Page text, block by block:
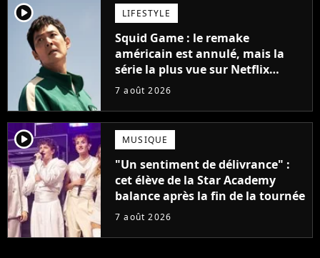
player2 LIFESTYLE
Squid Game : le remake
américain est annulé, mais la
série la plus vue sur Netflix
pourrait avoir une version
7 août 2026
player2 MUSIQUE
"Un sentiment de délivrance" :
cet élève de la Star Academy
balance après la fin de la tournée
7 août 2026